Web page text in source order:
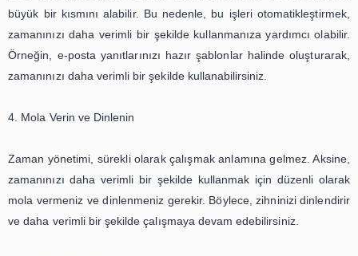
Bunun için, zamanınızı nasıl kullandığınızı gözden
gerekir. Örneğin, gün içinde sosyal medyada
azaltarak, daha önemli işlere odaklanabilirsiniz.
tamamlarken dikkatinizi dağıtan faktörleri ortadan
3. Tekrarlanan İşleri Otomatikleştirin
Bazı işler, gün içinde sürekli olarak tekrarlanır ve